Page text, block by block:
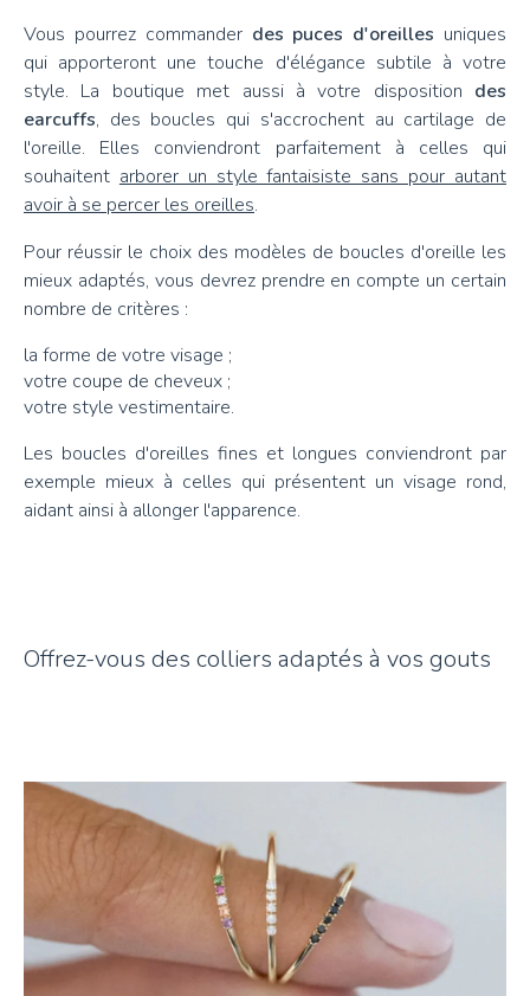
Vous pourrez commander des puces d'oreilles uniques
qui apporteront une touche d'élégance subtile à votre
style. La boutique met aussi à votre disposition des
earcuffs, des boucles qui s'accrochent au cartilage de
l'oreille. Elles conviendront parfaitement à celles qui
souhaitent arborer un style fantaisiste sans pour autant
avoir à se percer les oreilles.
Pour réussir le choix des modèles de boucles d'oreille les
mieux adaptés, vous devrez prendre en compte un certain
nombre de critères :
la forme de votre visage ;
votre coupe de cheveux ;
votre style vestimentaire.
Les boucles d'oreilles fines et longues conviendront par
exemple mieux à celles qui présentent un visage rond,
aidant ainsi à allonger l'apparence.
Offrez-vous des colliers adaptés à vos gouts